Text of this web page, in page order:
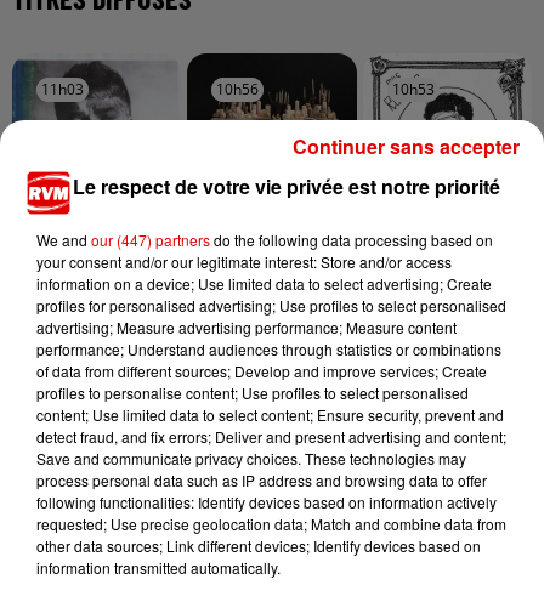
11h03
11h03
TEDDY SWIMS
Mr Know It All
10h56
10h56
TOVE LO X STROMAE
Des Fleurs
10h53
10h53
BRUNO MARS
I Just Might
Le respect de votre vie privée est notre priorité
We and our (447) partnersdo the following data processing based on
your consent and/or our legitimate interest: Store and/or access
information on a device; Use limited data to select advertising; Create
profiles for personalised advertising; Use profiles to select personalised
advertising; Measure advertising performance; Measure content
performance; Understand audiences through statistics or combinations
of data from different sources; Develop and improve services; Create
profiles to personalise content; Use profiles to select personalised
content; Use limited data to select content; Ensure security, prevent and
detect fraud, and fix errors; Deliver and present advertising and content;
Save and communicate privacy choices. These technologies may
process personal data such as IP address and browsing data to offer
following functionalities: Identify devices based on information actively
requested; Use precise geolocation data; Match and combine data from
other data sources; Link different devices; Identify devices based on
information transmitted automatically.
Continuer sans accepter